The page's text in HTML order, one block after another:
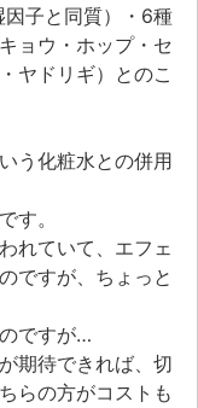
子と同質）・6種
ョウ・ホップ・セ
ヤドリギ）とのこ
う化粧水との併用
す。
れていて、エフェ
ですが、ちょっと
ですが…
期待できれば、切
らの方がコストも